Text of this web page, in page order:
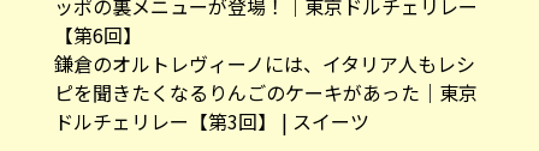
ッポの裏メニューが登場！｜東京ドルチェリレー
【第6回】
鎌倉のオルトレヴィーノには、イタリア人もレシ
ピを聞きたくなるりんごのケーキがあった｜東京
ドルチェリレー【第3回】 | スイーツ